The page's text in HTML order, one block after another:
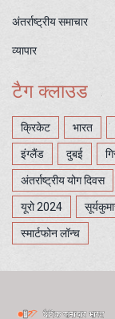
अंतर्राष्ट्रीय समाचार
व्यापार
टैग क्लाउड
क्रिकेट भारत
इंग्लैंड दुबई
अंतर्राष्ट्रीय योग दिवस
यूरो 2024
स्मार्टफोन लॉन्च